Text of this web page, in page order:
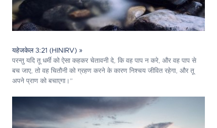
यहेजकेल 3:21 (HINIRV) »
परन्तु यदि तू धर्मी को ऐसा कहकर चेतावनी दे, कि वह पाप न करे, और वह पाप से
बच जाए, तो वह चितौनी को ग्रहण करने के कारण निश्चय जीवित रहेगा, और तू
अपने प्राण को बचाएगा।”